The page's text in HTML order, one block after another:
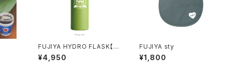
FUJIYA HYDRO FLASK【0
03】
¥4,950
FUJIYA sty
¥1,800